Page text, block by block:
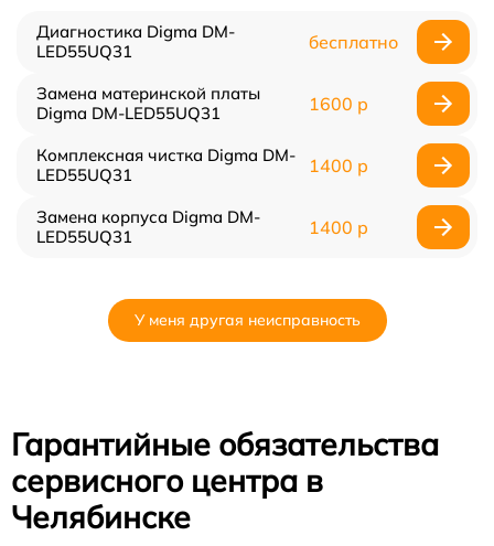
Диагностика Digma DM-
LED55UQ31
бесплатно
Замена материнской платы
Digma DM-LED55UQ31
1600 р
Комплексная чистка Digma DM-
LED55UQ31
1400 р
Замена корпуса Digma DM-
LED55UQ31
1400 р
У меня другая неисправность
Гарантийные обязательства
сервисного центра в
Челябинске